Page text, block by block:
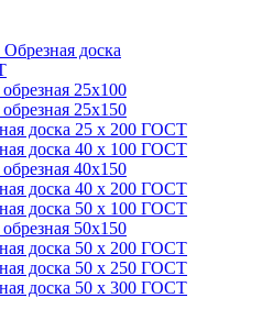
Обрезная доска
25х100
25х150
доска 25 х 200 ГОСТ
доска 40 х 100 ГОСТ
40х150
доска 40 х 200 ГОСТ
доска 50 х 100 ГОСТ
50х150
доска 50 х 200 ГОСТ
доска 50 х 250 ГОСТ
доска 50 х 300 ГОСТ